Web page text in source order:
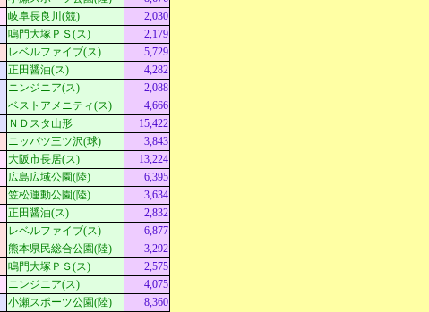
岐阜長良川(競)
2,030
鳴門大塚ＰＳ(ス)
2,179
レベルファイブ(ス) 5,729
正田醤油(ス)
4,282
ニンジニア(ス)
2,088
ベストアメニティ(ス)
4,666
ＮＤスタ山形
15,422
ニッパツ三ツ沢(球)
3,843
大阪市長居(ス)
13,224
広島広域公園(陸) 6,395
笠松運動公園(陸)
3,634
正田醤油(ス)
2,832
レベルファイブ(ス)
6,877
熊本県民総合公園(陸)
3,292
鳴門大塚ＰＳ(ス)
2,575
ニンジニア(ス)
4,075
小瀬スポーツ公園(陸) 8,360